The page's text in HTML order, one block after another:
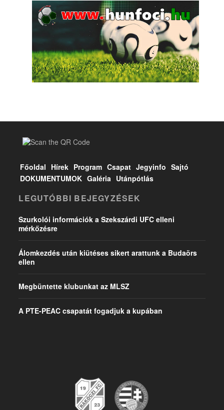
Főoldal Hírek Program Csapat Jegyinfo Sajtó
DOKUMENTUMOK Galéria Utánpótlás
LEGUTÓBBI BEJEGYZÉSEK
Szurkolói információk a Szekszárdi UFC elleni
mérkőzésre
Álomkezdés után kiütéses sikert arattunk a Budaörs
ellen
Megbüntette klubunkat az MLSZ
A PTE-PEAC csapatát fogadjuk a kupában